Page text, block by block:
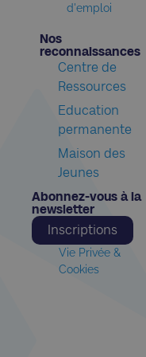
d'emploi
Nos
reconnaissances​
Centre de
Ressources
Education
permanente
Maison des
Jeunes
Abonnez-vous à la
newsletter​
Inscriptions
Vie Privée &
Cookies